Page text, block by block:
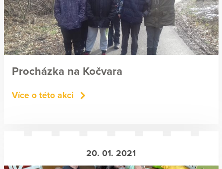
Procházka na Kočvara
Více o této akci
20. 01. 2021